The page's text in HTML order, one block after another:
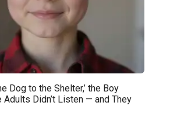
Dog to the Shelter,’ the Boy
Adults Didn’t Listen — and They